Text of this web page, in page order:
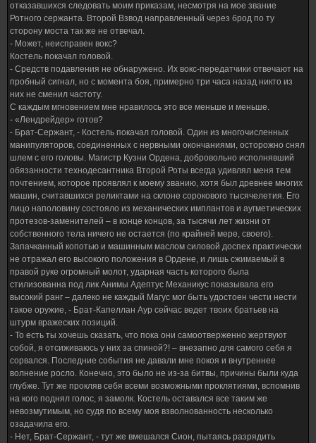
отказавшихся следовать моим приказам, несмотря на мое звание
Ротного сержанта. Второй Взвод направленный через брод по ту
сторону моста так же не отвечал.
- Может, неисправен вокс?
Костель покачал головой.
- Средств подавления не обнаружено. Их вокс-передатчики отвечают на
пробный сигнал, но с момента боя, примерно три часа назад никто из
них не сменил частоту.
С каждым мгновением мне нравилось это все меньше и меньше.
- «Лендрейдер» готов?
- Брат-Сержант, - Костель покачал головой. Один из многочисленных
манипуляторов, соединенных с нервными окончаниями, осторожно снял
шлем с его головы. Магистр Кузни Ордена, добровольно исполнявший
обязанности технодесантника Второй Роты всегда удивлял меня тем
почтением, которое проявлял к моему званию, хотя был древнее многих
машин, считавшихся реликтами на склоне сорокового тысячелетия. Его
лицо наполовину состояло из механических имплантов и аугметических
протезов-заменителей – в конце концов, за тысячи лет жизни от
собственного тела ничего не остается (по крайней мере, своего).
Запачканный копотью и машинным маслом силовой доспех практически
не отражал его высокого положения в Ордене, и лишь сжимаемый в
правой руке огромный молот, ударная часть которого была
стилизованна под лик Анимы Адептус Механикус показывала его
высокий ранг – далеко не каждый Магус мог быть удостоен чести нести
такое оружие, - Брат-Капеллан Аур сейчас ведет твоих братьев на
штурм вражеских позиций.
- То есть ты хочешь сказать, что пока они самоотверженно жертвуют
собой, я отсиживаюсь у них за спиной?! – внезапно для самого себя я
сорвался. Последние события не давали мне покоя и внутреннее
волнение росло. Конечно, это было не из-за битвы, причины были куда
глубже. Тут же прокляв себя всеми возможными проклятиями, вспомнив
на кого поднял голос, я замолк. Костель оставался все таким же
невозмутимым, но судя по всему моя взволнованность несколько
озадачила его.
- Нет, Брат-Сержант, - тут же вмешался Сион, пытаясь разрядить